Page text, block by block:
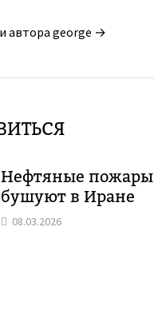
автора george →
Нефтяные пожары
бушуют в Иране
08.03.2026